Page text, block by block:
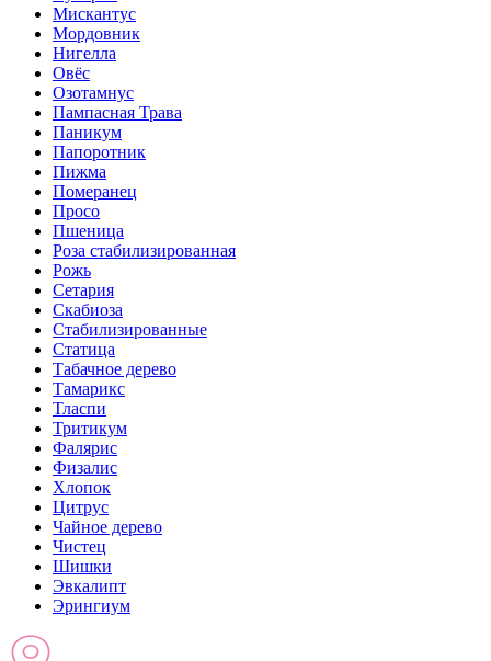
Мискантус
Мордовник
Нигелла
Овёс
Озотамнус
Пампасная Трава
Паникум
Папоротник
Пижма
Померанец
Просо
Пшеница
Роза стабилизированная
Рожь
Сетария
Скабиоза
Стабилизированные
Статица
Табачное дерево
Тамарикс
Тласпи
Тритикум
Фалярис
Физалис
Хлопок
Цитрус
Чайное дерево
Чистец
Шишки
Эвкалипт
Эрингиум